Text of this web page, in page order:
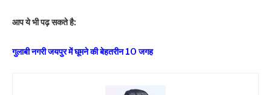
आप ये भी पढ़ सकते है:
गुलाबी नगरी जयपुर में घूमने की बेहतरीन 10 जगह